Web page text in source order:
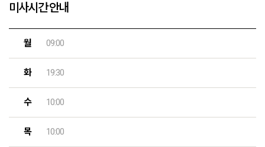
미사시간 안내
월 09:00
화 19:30
수 10:00
목 10:00